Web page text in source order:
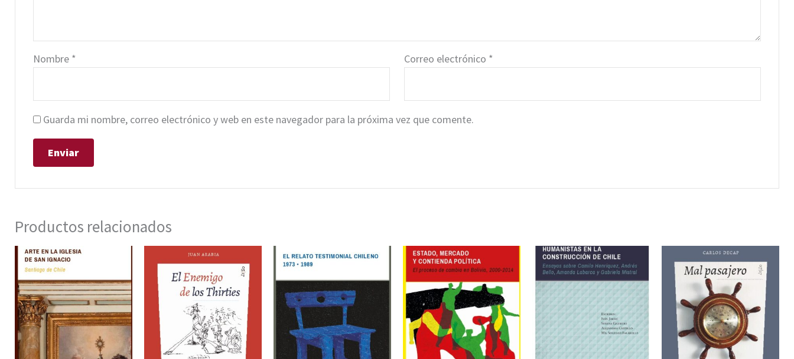
Nombre * Correo electrónico *
Guarda mi nombre, correo electrónico y web en este navegador para la próxima vez que comente.
Productos relacionados